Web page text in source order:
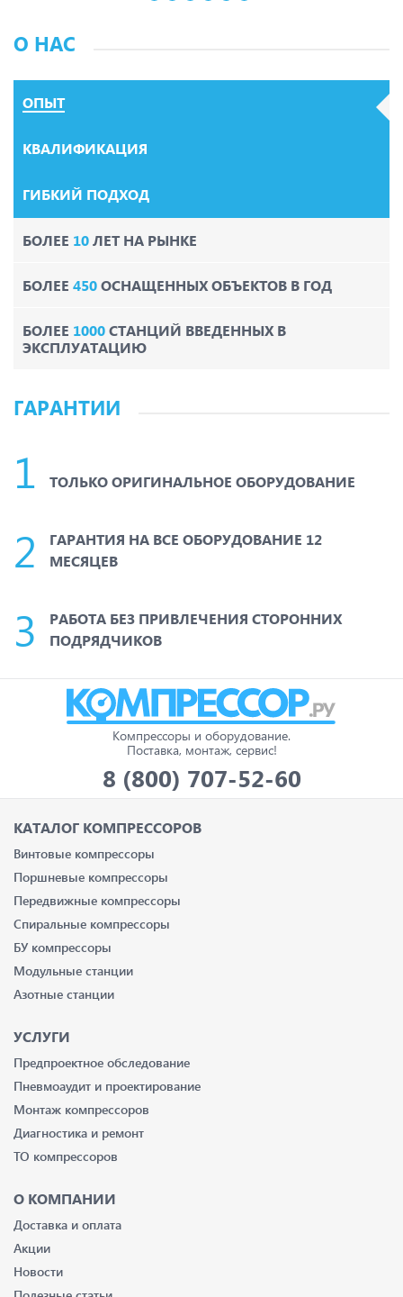
О НАС
ОПЫТ
КВАЛИФИКАЦИЯ
ГИБКИЙ ПОДХОД
БОЛЕЕ 10ЛЕТ НА РЫНКЕ
БОЛЕЕ 450ОСНАЩЕННЫХ ОБЪЕКТОВ В ГОД
БОЛЕЕ 1000СТАНЦИЙ ВВЕДЕННЫХ В
ЭКСПЛУАТАЦИЮ
ГАРАНТИИ
ТОЛЬКО ОРИГИНАЛЬНОЕ ОБОРУДОВАНИЕ
ГАРАНТИЯ НА ВСЕ ОБОРУДОВАНИЕ 12
МЕСЯЦЕВ
РАБОТА БЕЗ ПРИВЛЕЧЕНИЯ СТОРОННИХ
ПОДРЯДЧИКОВ
Компрессоры и оборудование.
Поставка, монтаж, сервис!
8 (800) 707-52-60
КАТАЛОГ КОМПРЕССОРОВ
Винтовые компрессоры
Поршневые компрессоры
Передвижные компрессоры
Спиральные компрессоры
БУ компрессоры
Модульные станции
Азотные станции
УСЛУГИ
Предпроектное обследование
Пневмоаудит и проектирование
Монтаж компрессоров
Диагностика и ремонт
ТО компрессоров
О КОМПАНИИ
Доставка и оплата
Акции
Новости